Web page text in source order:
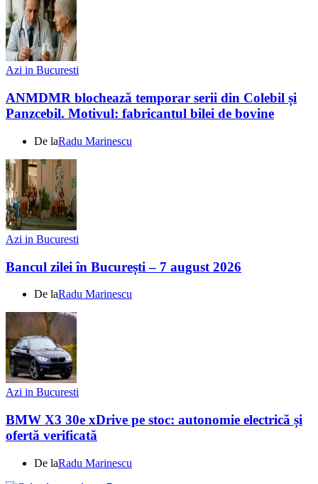
Azi in Bucuresti
ANMDMR blochează temporar serii din Colebil și
Panzcebil. Motivul: fabricantul bilei de bovine
De laRadu Marinescu
Azi in Bucuresti
Bancul zilei în București – 7 august 2026
De laRadu Marinescu
Azi in Bucuresti
BMW X3 30e xDrive pe stoc: autonomie electrică și
ofertă verificată
De laRadu Marinescu